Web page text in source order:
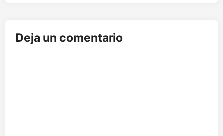
Deja un comentario